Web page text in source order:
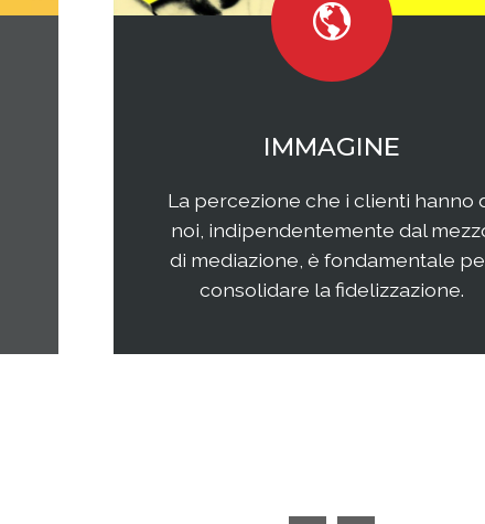
WEB MARKETING
Il web continua ad essere una
frontiera non facilmente
raggiungibile perchè considerata
semplice ed immediata. Avere
attenta analisi che una specifica